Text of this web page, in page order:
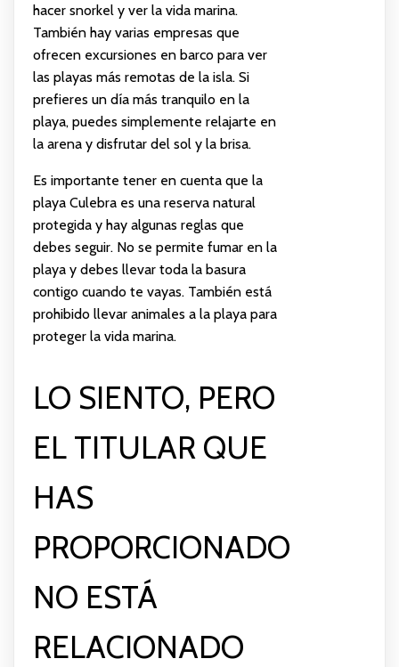
hacer snorkel y ver la vida marina.
También hay varias empresas que
ofrecen excursiones en barco para ver
las playas más remotas de la isla. Si
prefieres un día más tranquilo en la
playa, puedes simplemente relajarte en
la arena y disfrutar del sol y la brisa.
Es importante tener en cuenta que la
playa Culebra es una reserva natural
protegida y hay algunas reglas que
debes seguir. No se permite fumar en la
playa y debes llevar toda la basura
contigo cuando te vayas. También está
prohibido llevar animales a la playa para
proteger la vida marina.
LO SIENTO, PERO
EL TITULAR QUE
HAS
PROPORCIONADO
NO ESTÁ
RELACIONADO